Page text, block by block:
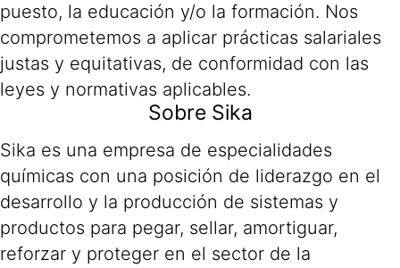
puesto, la educación y/o la formación. Nos
comprometemos a aplicar prácticas salariales
justas y equitativas, de conformidad con las
leyes y normativas aplicables.
Sobre Sika
Sika es una empresa de especialidades
químicas con una posición de liderazgo en el
desarrollo y la producción de sistemas y
productos para pegar, sellar, amortiguar,
reforzar y proteger en el sector de la